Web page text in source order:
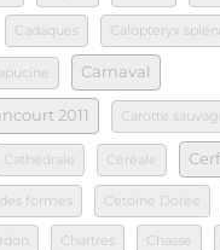
Cadaques Calopteryx
Carnaval
2011 Carotte
Cathédrale Céréale
formes Cetoine Dorée
Chartres Chasse